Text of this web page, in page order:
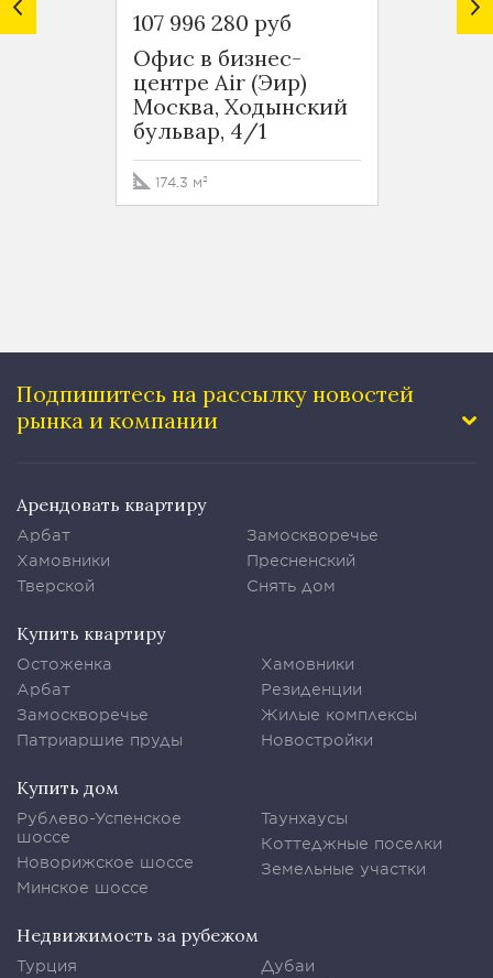
107 996 280 руб
Офис в бизнес-
центре Air (Эир)
Москва, Ходынский
бульвар, 4/1
174.3 м²
87
Подпишитесь на рассылку новостей
рынка и компании
Арендовать квартиру
Арбат
Хамовники
Тверской
Замоскворечье
Пресненский
Снять дом
Купить квартиру
Остоженка
Арбат
Замоскворечье
Патриаршие пруды
Хамовники
Резиденции
Жилые комплексы
Новостройки
Купить дом
Рублево-Успенское
шоссе
Новорижское шоссе
Минское шоссе
Таунхаусы
Коттеджные поселки
Земельные участки
Недвижимость за рубежом
Турция
Дубаи